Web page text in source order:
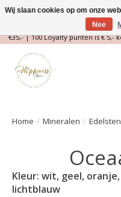
Magische Conceptstore,
€35,- | 100 Loyalty punten is €
Home / Mineralen /
Kleur: wit, geel,
lichtblauw
Wij slaan cookies op om onze
Nee